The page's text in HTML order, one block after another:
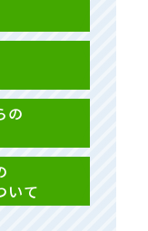
の
いて